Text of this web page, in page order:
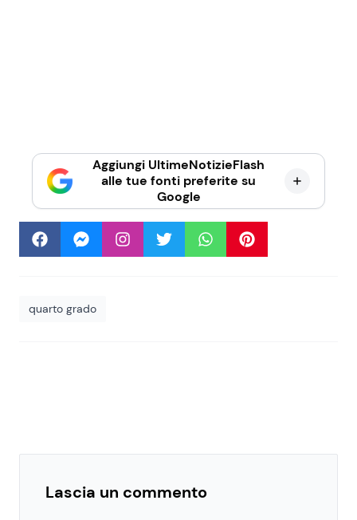
Aggiungi UltimeNotizieFlash
alle tue fonti preferite su
Google
quarto grado
Lascia un commento